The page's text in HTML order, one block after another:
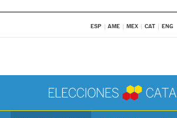
ESP AME MEX CAT ENG